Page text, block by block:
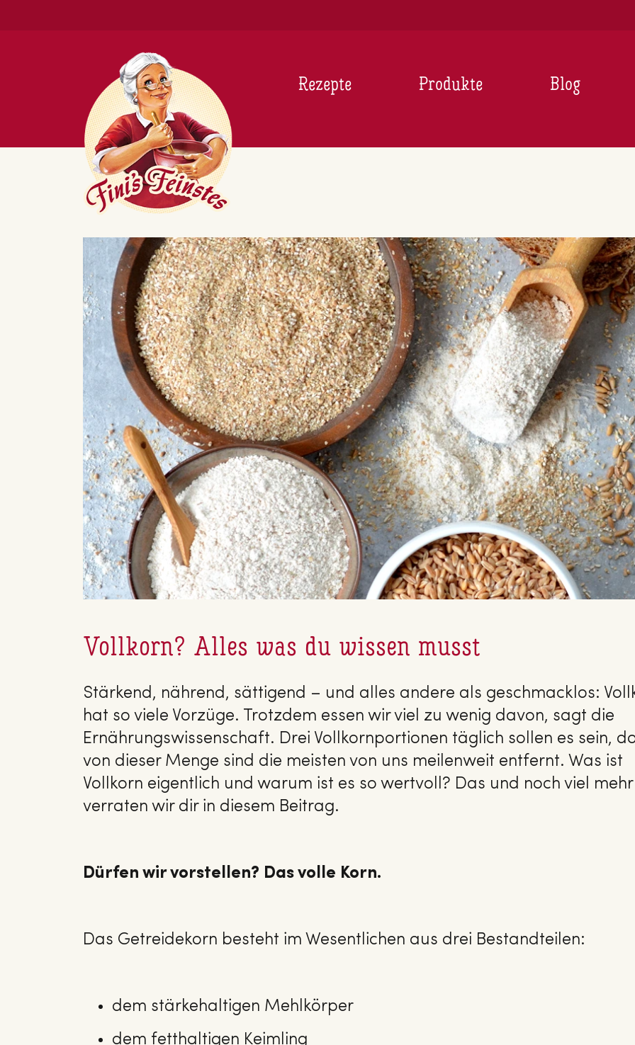
Rezepte Produkte Blog
Vollkorn? Alles was du wissen musst
Stärkend, nährend, sättigend – und alles andere als geschmacklos:
hat so viele Vorzüge. Trotzdem essen wir viel zu wenig davon, sagt die
Ernährungswissenschaft. Drei Vollkornportionen täglich sollen es sein,
von dieser Menge sind die meisten von uns meilenweit entfernt. Was ist
Vollkorn eigentlich und warum ist es so wertvoll? Das und noch viel mehr
verraten wir dir in diesem Beitrag.
Dürfen wir vorstellen? Das volle Korn.
Das Getreidekorn besteht im Wesentlichen aus drei Bestandteilen:
dem stärkehaltigen Mehlkörper
dem fetthaltigen Keimling